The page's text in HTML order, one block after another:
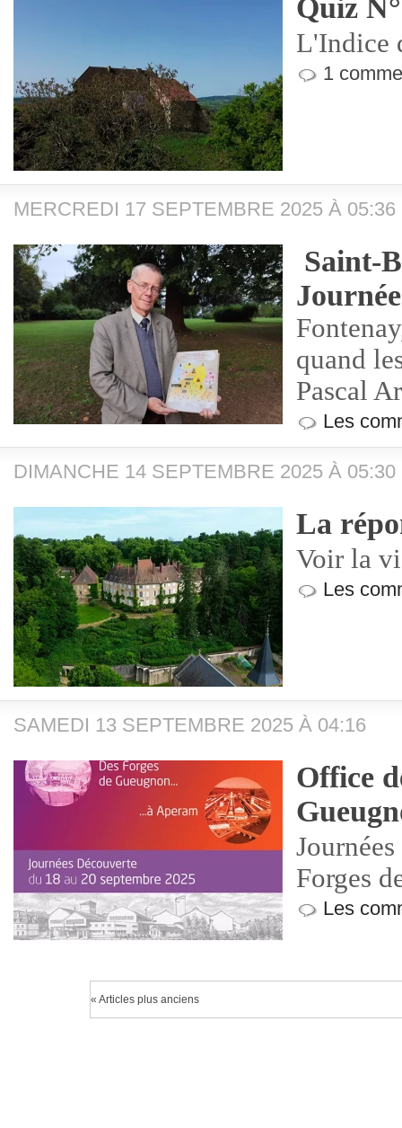
Quiz
L'Indice
1
MERCREDI 17 SEPTEMBRE 2025 À 05:36
Saint-
quand
Pascal
Les
DIMANCHE 14 SEPTEMBRE 2025 À 05:30
La
Voir la
Les
SAMEDI 13 SEPTEMBRE 2025 À 04:16
Office
Forges
Les
« Articles plus anciens